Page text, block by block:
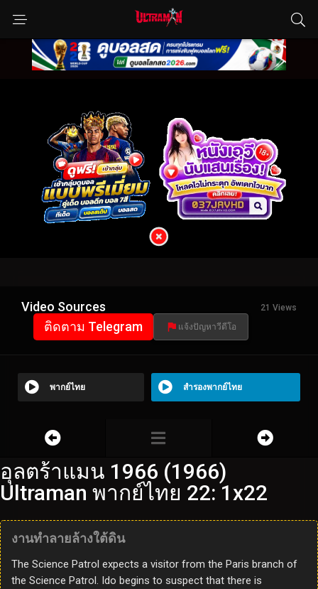
Video Sources 21 Views
ติดตาม Telegram แจ้งปัญหาวีดีโอ
พากย์ไทย สำรองพากย์ไทย
อุลตร้าแมน 1966 (1966)
Ultraman พากย์ไทย 22: 1x22
งานทำลายล้างใต้ดิน
The Science Patrol expects a visitor from the Paris branch of
the Science Patrol. Ido begins to suspect that there is